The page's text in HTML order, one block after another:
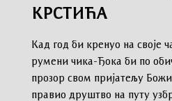
КРСТИЋА
Кад год би кренуо на своје
румени чика-Ђока би по
прозор свом пријатељу
правио друштво на путу